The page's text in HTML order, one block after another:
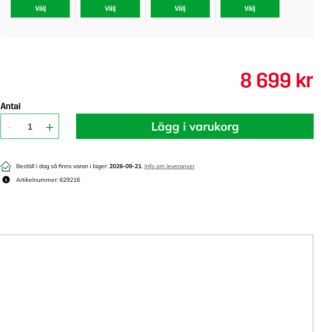
Välj Välj Välj Välj
8 699 kr
Antal
Lägg i varukorg
Beställ i dag så finns varan i lager: 2026-09-21. Info om leveranser
Artikelnummer: 629216